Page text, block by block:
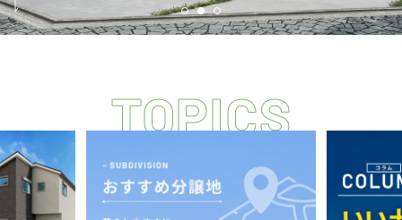
素材とデザイン
断熱・気密性能と快適性
長期優良住宅
TOPICS